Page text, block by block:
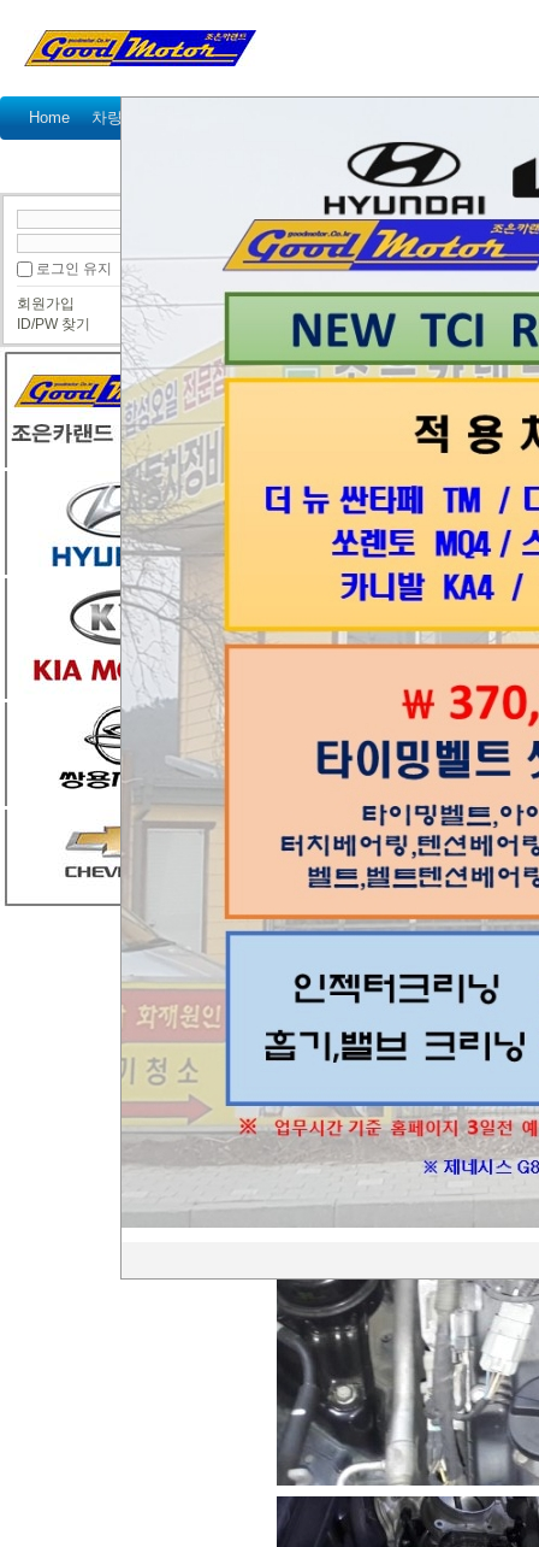
Home 차량정비가격표
공지사항 이벤트 고객 방문기 정
로그인 유지
회원가입
ID/PW 찾기
● 정비사진
HG CVVT 2012 >>체인셑 / CVVT 교환
A]
B] 땅 땅 하는
C] 고속주행
D] 크루즈
*위 증상중
과 눈/ 귀로
가장큰 원인
를 권함]
엔진오일양